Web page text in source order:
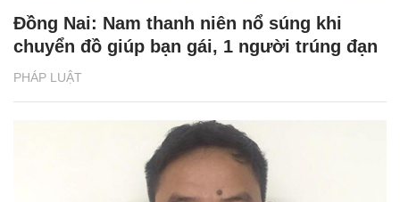
PHÁP LUẬT
Đồng Nai: Nam thanh niên nổ súng khi
chuyển đồ giúp bạn gái, 1 người trúng đạn